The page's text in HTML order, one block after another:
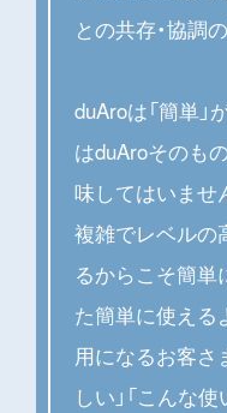
との共存・協調
duAroは「簡単
はduAroそのも
味してはいませ
複雑でレベルの
るからこそ簡単
た簡単に使える
用になるお客さ
しい」「こんな